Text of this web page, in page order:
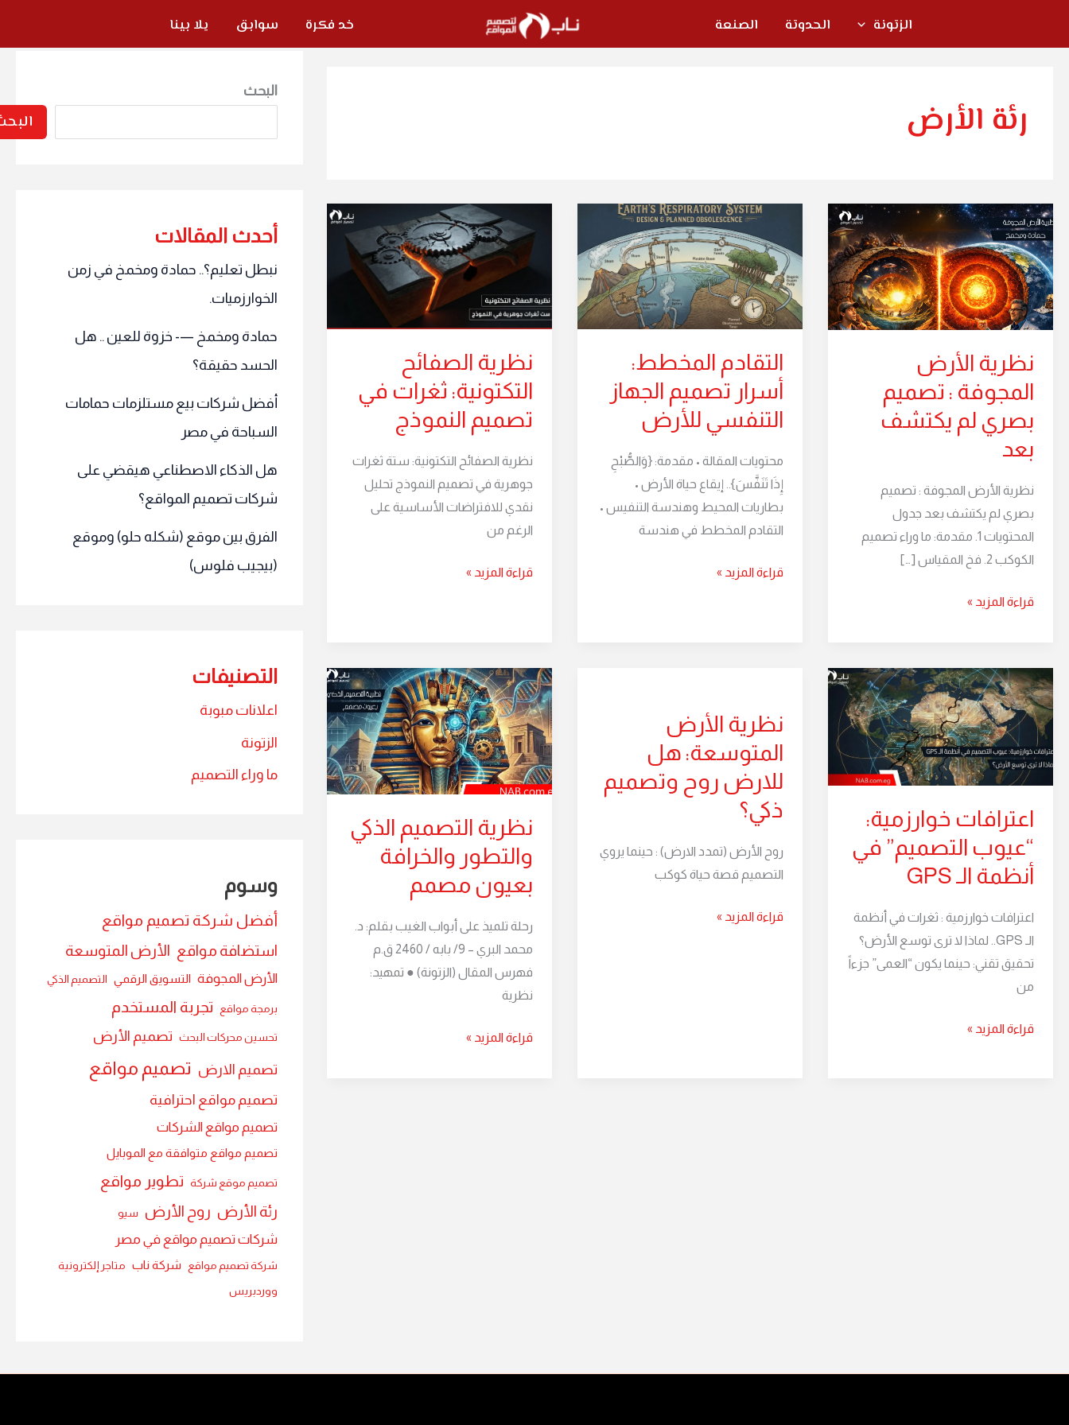
الزتونة الحدوتة الصنعة خد فكرة سوابق يلا بينا
رئة الأرض
نظرية الأرض
المجوفة : تصميم
بصري لم يكتشف
بعد
نظرية الأرض المجوفة : تصميم
بصري لم يكتشف بعد جدول
المحتويات 1. مقدمة: ما وراء تصميم
الكوكب 2. فخ المقياس […]
نظرية
الأرض
المجوفة
:
تصميم
بصري
لم
يكتشف
بعد
قراءة المزيد »
التقادم المخطط:
أسرار تصميم الجهاز
التنفسي للأرض
محتويات المقالة • مقدمة: {وَالصُّبْحِ
إِذَا تَنَفَّسَ}.. إيقاع حياة الأرض •
بطاريات المحيط وهندسة التنفيس •
التقادم المخطط في هندسة
التقادم
المخطط:
أسرار
تصميم
الجهاز
التنفسي
للأرض
قراءة المزيد »
نظرية الصفائح
التكتونية: ثغرات في
تصميم النموذج
نظرية الصفائح التكتونية: ستة ثغرات
جوهرية في تصميم النموذج تحليل
نقدي للافتراضات الأساسية على
الرغم من
الصفائح
التكتونية:
في
تصميم
النموذج
قراءة المزيد »
اعترافات خوارزمية:
“عيوب التصميم” في
أنظمة الـ GPS
اعترافات خوارزمية : ثغرات في أنظمة
الـ GPS.. لماذا لا ترى توسع الأرض؟
تحقيق تقني: حينما يكون “العمى” جزءاً
من
اعترافات
خوارزمية:
“عيوب
التصميم”
في
الـ
GPS
قراءة المزيد »
نظرية الأرض
المتوسعة: هل
للارض روح وتصميم
ذكي؟
روح الأرض (تمدد الارض) : حينما يروي
التصميم قصة حياة كوكب
المتوسعة:
هل
للارض
وتصميم
قراءة المزيد »
نظرية التصميم الذكي
والتطور والخرافة
بعيون مصمم
رحلة تلميذ على أبواب الغيب بقلم: د.
محمد البري – 9/ بابه / 2460 ق.م
فهرس المقال (الزتونة) ● تمهيد:
نظرية
نظرية
التصميم
الذكي
والتطور
والخرافة
بعيون
مصمم
قراءة المزيد »
البحث
أحدث المقالات
نبطل تعليم؟.. حمادة ومخمخ في زمن
الخوارزميات.
حمادة ومخمخ —- خزوة للعين .. هل
الحسد حقيقة؟
أفضل شركات بيع مستلزمات حمامات
السباحة في مصر
هل الذكاء الاصطناعي هيقضي على
شركات تصميم المواقع؟
الفرق بين موقع (شكله حلو) وموقع
(بيجيب فلوس)
التصنيفات
اعلانات مبوبة
الزتونة
ما وراء التصميم
وسوم
أفضل شركة تصميم مواقع
استضافة مواقع الأرض المتوسعة
الأرض المجوفة التسويق الرقمي التصميم الذكي
برمجة مواقع تجربة المستخدم
تحسين محركات البحث تصميم الأرض
تصميم الارض تصميم مواقع
تصميم مواقع احترافية
تصميم مواقع الشركات
تصميم مواقع متوافقة مع الموبايل
تصميم موقع شركة تطوير مواقع
رئة الأرض روح الأرض سيو
شركات تصميم مواقع في مصر
شركة تصميم مواقع شركة ناب متاجر إلكترونية
ووردبريس